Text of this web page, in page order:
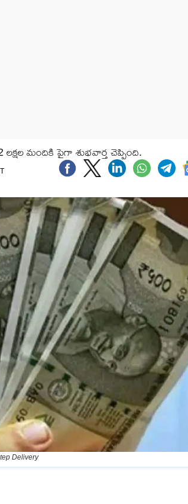
లక్షల మందికి పైగా శుభవార్త చెప్పింది.
Delivery